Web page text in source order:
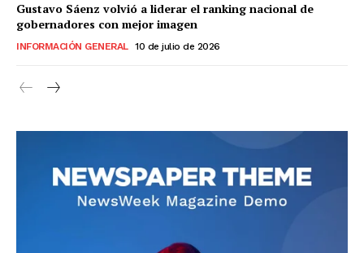
Gustavo Sáenz volvió a liderar el ranking nacional de
gobernadores con mejor imagen
INFORMACIÓN GENERAL 10 de julio de 2026